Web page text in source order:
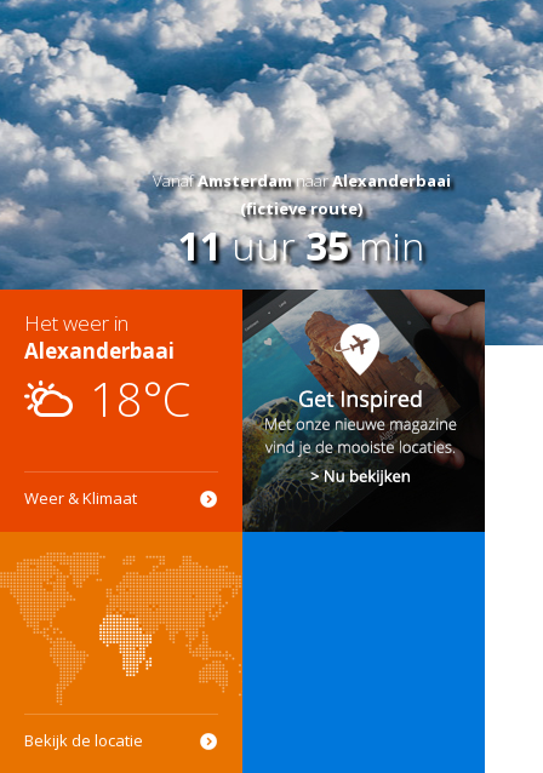
VanafAmsterdamnaarAlexanderbaai
(fictieve route)
11uur35min
Het weer in
Alexanderbaai
18°C
Weer & Klimaat
Bekijk de locatie